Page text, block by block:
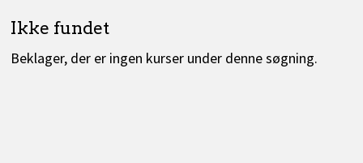
Ikke fundet
Beklager, der er ingen kurser under denne søgning.